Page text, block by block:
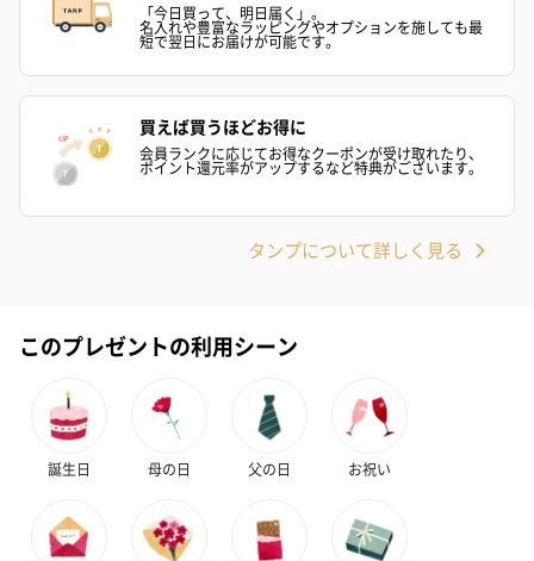
ゼリーバウム カット
（レモン＆紅茶）（432
（バナナ味）（540円）
3層デザート
ェ〜国産フル
スキンケアグッズ
スキンケアグッズを同梱してお届けします。
ハンドクリーム3本セッ
（1,100円）
シャワージェル＆ハン
レープフルーツ）
（2,145円）
「今日買って、明日届く」。
名入れや豊富なラッピングやオプションを施しても最
短で翌日にお届けが可能です。
買えば買うほどお得に
会員ランクに応じてお得なクーポンが受け取れたり、
ポイント還元率がアップするなど特典がございます。
タンプについて詳しく見る
このプレゼントの利用シーン
誕生日 母の日 父の日 お祝い